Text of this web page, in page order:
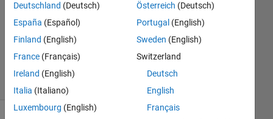
Aggiornato
23 Ott
2024
9
Visualizzazioni
Deutschland (Deutsch)
España (Español)
Finland (English)
France (Français)
Ireland (English)
Italia (Italiano)
Luxembourg (English)
Österreich (Deutsch)
Portugal (English)
Sweden (English)
Switzerland
Deutsch
English
Français